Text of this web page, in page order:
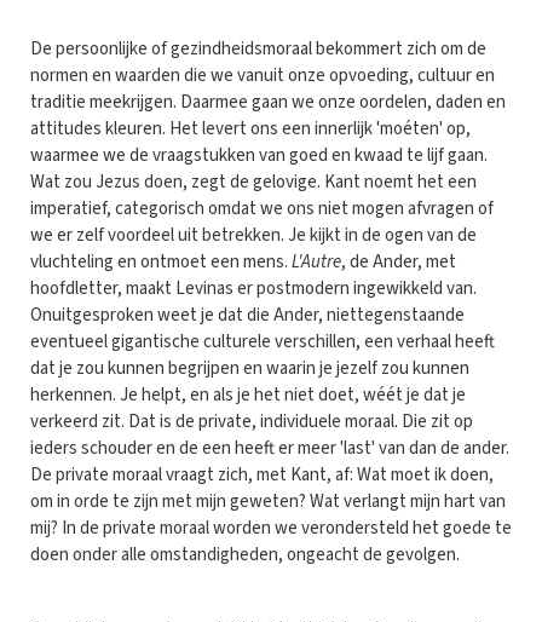
De persoonlijke of gezindheidsmoraal bekommert zich om de
normen en waarden die we vanuit onze opvoeding, cultuur en
traditie meekrijgen. Daarmee gaan we onze oordelen, daden en
attitudes kleuren. Het levert ons een innerlijk 'moéten' op,
waarmee we de vraagstukken van goed en kwaad te lijf gaan.
Wat zou Jezus doen, zegt de gelovige. Kant noemt het een
imperatief, categorisch omdat we ons niet mogen afvragen of
we er zelf voordeel uit betrekken. Je kijkt in de ogen van de
vluchteling en ontmoet een mens.L'Autre, de Ander, met
hoofdletter, maakt Levinas er postmodern ingewikkeld van.
Onuitgesproken weet je dat die Ander, niettegenstaande
eventueel gigantische culturele verschillen, een verhaal heeft
dat je zou kunnen begrijpen en waarin je jezelf zou kunnen
herkennen. Je helpt, en als je het niet doet, wéét je dat je
verkeerd zit. Dat is de private, individuele moraal. Die zit op
ieders schouder en de een heeft er meer 'last' van dan de ander.
De private moraal vraagt zich, met Kant, af: Wat moet ik doen,
om in orde te zijn met mijn geweten? Wat verlangt mijn hart van
mij? In de private moraal worden we verondersteld het goede te
doen onder alle omstandigheden, ongeacht de gevolgen.